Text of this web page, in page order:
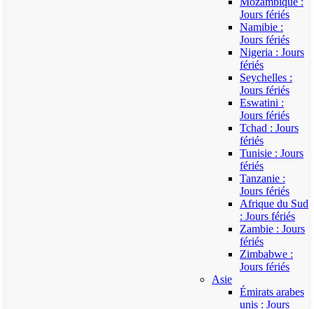
Jours fériés
Namibie :
Jours fériés
Nigeria : Jours
fériés
Seychelles :
Jours fériés
Eswatini :
Jours fériés
Tchad : Jours
fériés
Tunisie : Jours
fériés
Tanzanie :
Jours fériés
Afrique du Sud
: Jours fériés
Zambie : Jours
fériés
Zimbabwe :
Jours fériés
Asie
Émirats arabes
unis : Jours